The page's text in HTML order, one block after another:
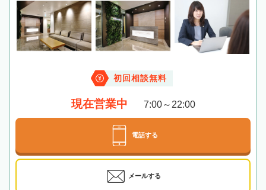
初回相談無料
現在営業中 7:00～22:00
電話する
メールする